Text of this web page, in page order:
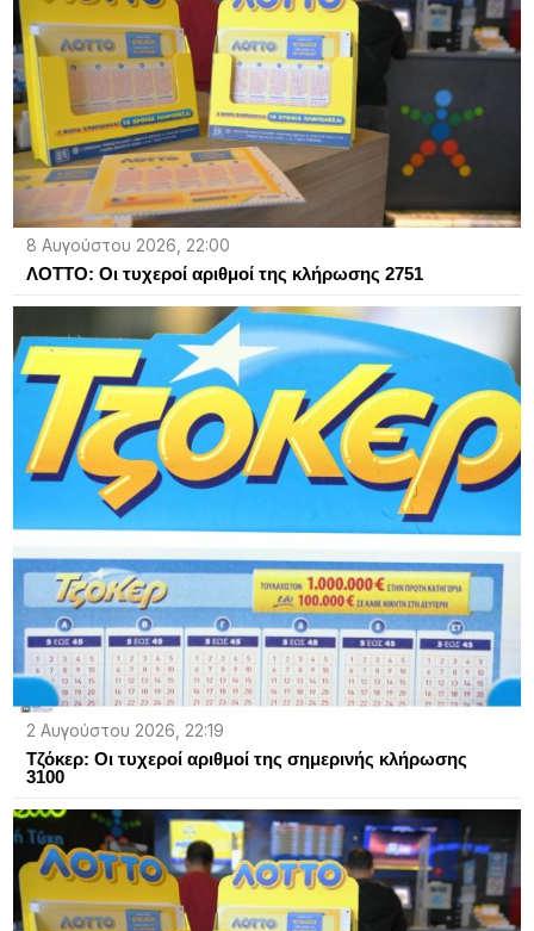
8 Αυγούστου 2026, 22:00
ΛΟΤΤΟ: Οι τυχεροί αριθμοί της κλήρωσης 2751
2 Αυγούστου 2026, 22:19
Τζόκερ: Οι τυχεροί αριθμοί της σημερινής κλήρωσης
3100